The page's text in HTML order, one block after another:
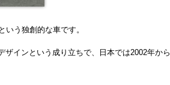
いう独創的な車です。
インという成り立ちで、日本では2002年から